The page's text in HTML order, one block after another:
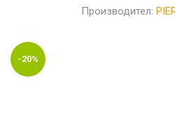
Производител:
-20%